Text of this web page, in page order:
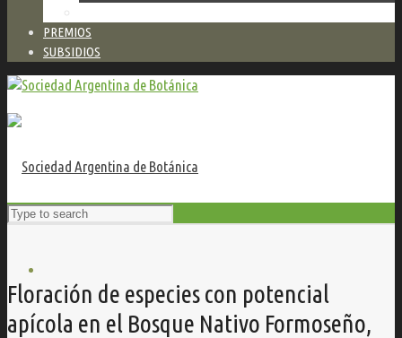
PREMIOS
SUBSIDIOS
Floración de especies con potencial
apícola en el Bosque Nativo Formoseño,